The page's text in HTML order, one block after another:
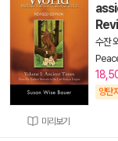
미리보기
수잔
양탄